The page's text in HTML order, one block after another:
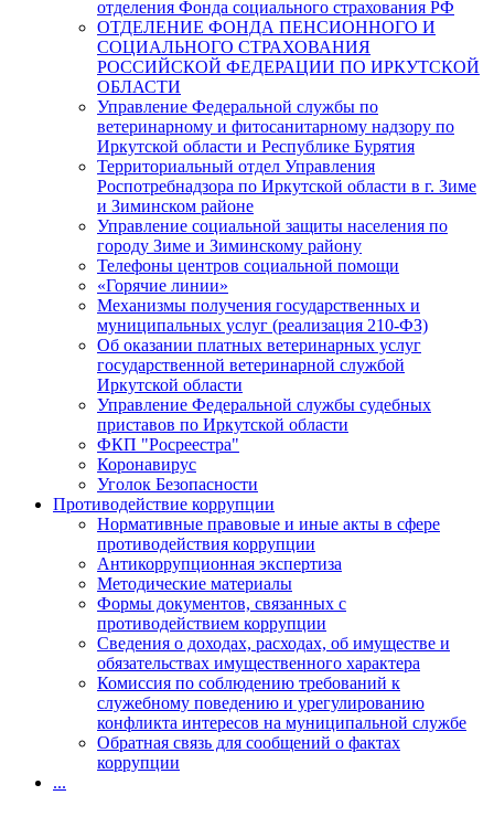
отделения Фонда социального страхования РФ
ОТДЕЛЕНИЕ ФОНДА ПЕНСИОННОГО И
СОЦИАЛЬНОГО СТРАХОВАНИЯ
РОССИЙСКОЙ ФЕДЕРАЦИИ ПО ИРКУТСКОЙ
ОБЛАСТИ
Управление Федеральной службы по
ветеринарному и фитосанитарному надзору по
Иркутской области и Республике Бурятия
Территориальный отдел Управления
Роспотребнадзора по Иркутской области в г. Зиме
и Зиминском районе
Управление социальной защиты населения по
городу Зиме и Зиминскому району
Телефоны центров социальной помощи
«Горячие линии»
Механизмы получения государственных и
муниципальных услуг (реализация 210-ФЗ)
Об оказании платных ветеринарных услуг
государственной ветеринарной службой
Иркутской области
Управление Федеральной службы судебных
приставов по Иркутской области
ФКП "Росреестра"
Коронавирус
Уголок Безопасности
Противодействие коррупции
Нормативные правовые и иные акты в сфере
противодействия коррупции
Антикоррупционная экспертиза
Методические материалы
Формы документов, связанных с
противодействием коррупции
Сведения о доходах, расходах, об имуществе и
обязательствах имущественного характера
Комиссия по соблюдению требований к
служебному поведению и урегулированию
конфликта интересов на муниципальной службе
Обратная связь для сообщений о фактах
коррупции
...